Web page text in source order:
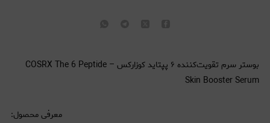
بوستر سرم تقویت‌کننده ۶ پپتاید کوزارکس – COSRX The 6 Peptide
Skin Booster Serum
معرفی محصول: